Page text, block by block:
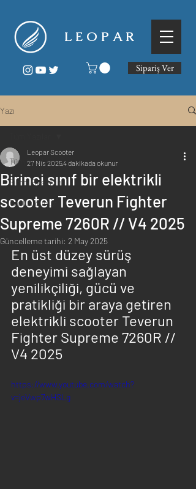
L E O P A R
Sipariş Ver
Yazı
Tüm Yazılar
Şimdi Başlayın
Topluluğunuz
Birinci sınıf bir elektrikli
scooter Teverun Fighter
Supreme 7260R // V4 2025
Leopar Scooter
27 Nis 20254 dakikada okunur
Güncelleme tarihi: 2 May 2025
En üst düzey sürüş
deneyimi sağlayan
yenilikçiliği, gücü ve
pratikliği bir araya getiren
elektrikli scooter Teverun
Fighter Supreme 7260R //
V4 2025
https://www.youtube.com/watch?
v=jeVwp7wHSLg